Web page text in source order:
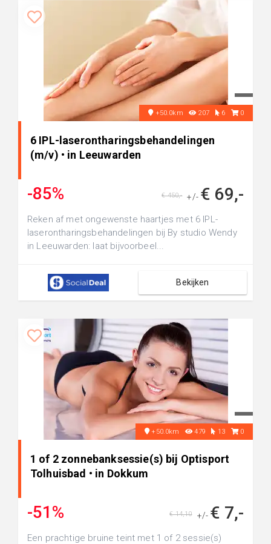
+50.0km 207 6 0
6 IPL-laserontharingsbehandelingen
(m/v) • in Leeuwarden
-85% +/- € 69,-
€ 450,-
Reken af met ongewenste haartjes met 6 IPL-
laserontharingsbehandelingen bij By studio Wendy
in Leeuwarden: laat bijvoorbeel...
Bekijken
+50.0km 479 13 0
1 of 2 zonnebanksessie(s) bij Optisport
Tolhuisbad • in Dokkum
-51% +/- € 7,-
€ 14,10
Een prachtige bruine teint met 1 of 2 sessie(s)